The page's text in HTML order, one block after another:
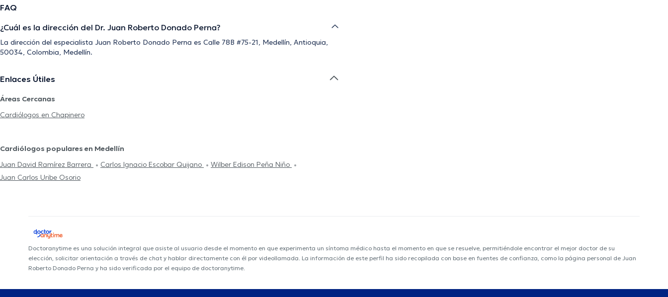
FAQ
¿Cuál es la dirección del Dr. Juan Roberto Donado Perna?
La dirección del especialista Juan Roberto Donado Perna es Calle 78B #75-21, Medellín, Antioquia,
50034, Colombia, Medellín.
Enlaces Útiles
Áreas Cercanas
Cardiólogos en Chapinero
Cardiólogos populares en Medellín
Juan David Ramírez Barrera
Carlos Ignacio Escobar Quijano
Wilber Edison Peña Niño
Juan Carlos Uribe Osorio
Doctoranytime es una solución integral que asiste al usuario desde el momento en que experimenta un síntoma médico hasta el momento en que se resuelve, permitiéndole encontrar el mejor doctor de su
elección, solicitar orientación a través de chat y hablar directamente con él por videollamada. La información de este perfil ha sido recopilada con base en fuentes de confianza, como la página personal de Juan
Roberto Donado Perna y ha sido verificada por el equipo de doctoranytime.